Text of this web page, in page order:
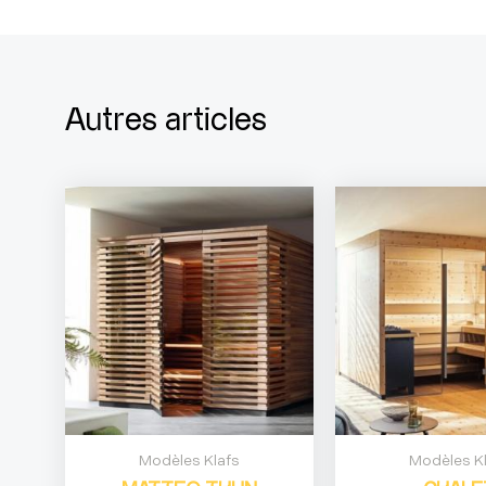
Autres articles
Modèles Klafs Modèles